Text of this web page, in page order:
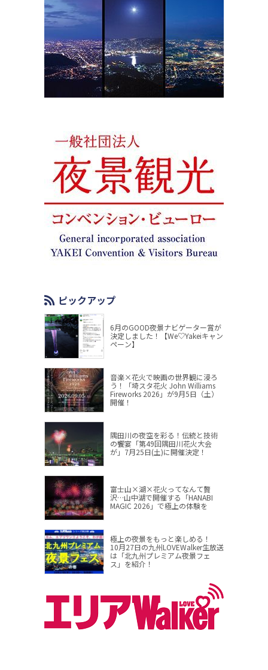
ピックアップ
6月のGOOD夜景ナビゲーター賞が
決定しました！【We♡Yakeiキャン
ペーン】
音楽×花火で映画の世界観に浸ろ
う！「埼スタ花火 John Williams
Fireworks 2026」が9月5日（土）
開催！
隅田川の夜空を彩る！伝統と技術
の饗宴「第49回隅田川花火大会
が」7月25日(土)に開催決定！
富士山×湖×花火ってなんて贅
沢…山中湖で開催する「HANABI
MAGIC 2026」で極上の体験を
極上の夜景をもっと楽しめる！
10月27日の九州LOVEWalker生放送
は「北九州プレミアム夜景フェ
ス」を紹介！